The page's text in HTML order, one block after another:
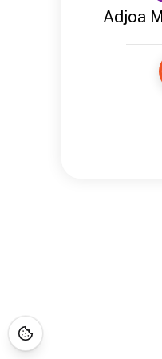
Adjoa